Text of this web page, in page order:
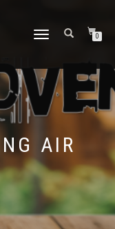
NAVIGASI
0
AIR